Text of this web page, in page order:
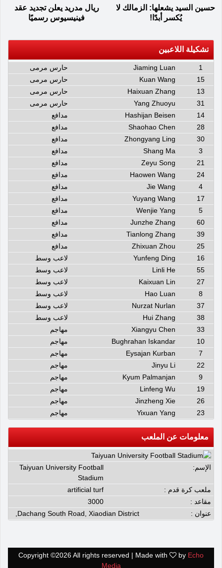
حسين السيد يشعلها: الزمالك لا
يُكسر أبدًا!
ريال مدريد يعلن تجديد عقد
فينيسيوس رسميًا
تشكيلة اللاعبين
1
Jiaming Luan
حارس مرمى
15
Kuan Wang
حارس مرمى
13
Haixuan Zhang
حارس مرمى
31
Yang Zhuoyu
حارس مرمى
14
Hashijan Beisen
مدافع
28
Shaohao Chen
مدافع
30
Zhongyang Ling
مدافع
3
Shang Ma
مدافع
21
Zeyu Song
مدافع
24
Haowen Wang
مدافع
4
Jie Wang
مدافع
17
Yuyang Wang
مدافع
5
Wenjie Yang
مدافع
60
Junzhe Zhang
مدافع
39
Tianlong Zhang
مدافع
25
Zhixuan Zhou
مدافع
16
Yunfeng Ding
لاعب وسط
55
Linli He
لاعب وسط
27
Kaixuan Lin
لاعب وسط
8
Hao Luan
لاعب وسط
37
Nurzat Nurlan
لاعب وسط
38
Hui Zhang
لاعب وسط
33
Xiangyu Chen
مهاجم
10
Bughrahan Iskandar
مهاجم
7
Eysajan Kurban
مهاجم
22
Jinyu Li
مهاجم
9
Kyum Palmanjan
مهاجم
19
Linfeng Wu
مهاجم
26
Jinzheng Xie
مهاجم
23
Yixuan Yang مهاجم
معلومات عن الملعب
الإسم:
Taiyuan University Football
Stadium
ملعب كرة قدم :
artificial turf
مقاعد :
3000
عنوان :
Dachang South Road, Xiaodian District,
Copyright ©2026 All rights reserved | Made with by Echo
Media